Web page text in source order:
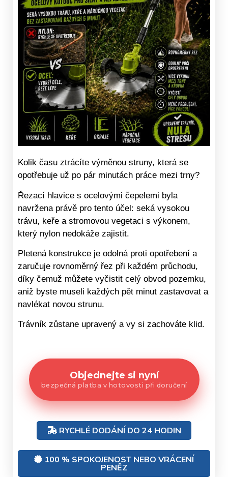
Kolik času ztrácíte výměnou struny, která se
opotřebuje už po pár minutách práce mezi trny?
Řezací hlavice s ocelovými čepelemi byla
navržena právě pro tento účel: seká vysokou
trávu, keře a stromovou vegetaci s výkonem,
který nylon nedokáže zajistit.
Pletená konstrukce je odolná proti opotřebení a
zaručuje rovnoměrný řez při každém průchodu,
díky čemuž můžete vyčistit celý obvod pozemku,
aniž byste museli každých pět minut zastavovat a
navlékat novou strunu.
Trávník zůstane upravený a vy si zachováte klid.
Objednejte si nyní
bezpečná platba v hotovosti při doručení
RYCHLÉ DODÁNÍ DO 24 HODIN
100 % SPOKOJENOST NEBO VRÁCENÍ
PENĚZ